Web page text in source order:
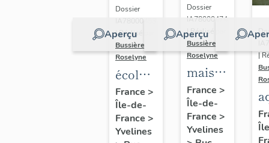
Aperçu
Dossier
| Réalisé par
Bussière
Roselyne
école
primaire
de
filles,
France >
Île-de-
France >
Yvelines
Aperçu
Dossier
IA78000474
| Réalisé par
Bussière
Roselyne
maison
dite
villa
Saint
Marie
France >
Île-de-
France >
Yvelines
|